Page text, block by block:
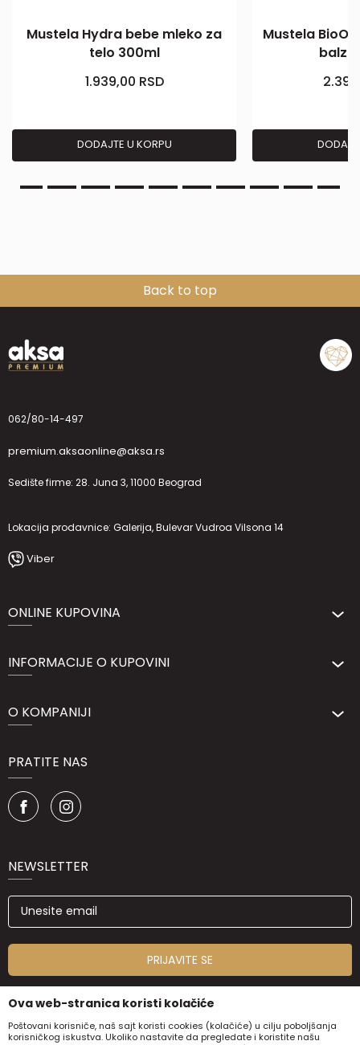
Mustela Hydra bebe mleko za
telo 300ml
1.939,00 RSD
DODAJTE U KORPU
Mustela
Back to top
062/80-14-497
premium.aksaonline@aksa.rs
Sedište firme: 28. Juna 3, 11000 Beograd
Lokacija prodavnice: Galerija, Bulevar Vudroa Vilsona 14
Viber
ONLINE KUPOVINA
INFORMACIJE O KUPOVINI
O KOMPANIJI
PRATITE NAS
NEWSLETTER
PRIJAVITE SE
Ova web-stranica koristi kolačiće
Poštovani korisniče, naš sajt koristi cookies (kolačiće) u cilju poboljšanja
korisničkog iskustva. Ukoliko nastavite da pregledate i koristite našu